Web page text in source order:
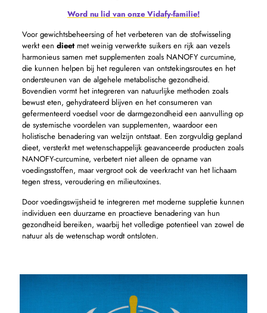
Word nu lid van onze Vidafy-familie!
Voor gewichtsbeheersing of het verbeteren van de stofwisseling
werkt een dieetmet weinig verwerkte suikers en rijk aan vezels
harmonieus samen met supplementen zoals NANOFY curcumine,
die kunnen helpen bij het reguleren van ontstekingsroutes en het
ondersteunen van de algehele metabolische gezondheid.
Bovendien vormt het integreren van natuurlijke methoden zoals
bewust eten, gehydrateerd blijven en het consumeren van
gefermenteerd voedsel voor de darmgezondheid een aanvulling op
de systemische voordelen van supplementen, waardoor een
holistische benadering van welzijn ontstaat. Een zorgvuldig gepland
dieet, versterkt met wetenschappelijk geavanceerde producten zoals
NANOFY-curcumine, verbetert niet alleen de opname van
voedingsstoffen, maar vergroot ook de veerkracht van het lichaam
tegen stress, veroudering en milieutoxines.
Door voedingswijsheid te integreren met moderne suppletie kunnen
individuen een duurzame en proactieve benadering van hun
gezondheid bereiken, waarbij het volledige potentieel van zowel de
natuur als de wetenschap wordt ontsloten.